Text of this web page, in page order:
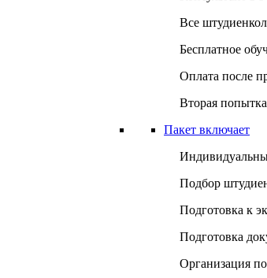
Все
Бесплатное
Оплата после
Вторая
Пакет включает
Подбор
Подготовка к
Подготовка
Организация